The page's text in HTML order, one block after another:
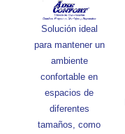
Solución ideal
para mantener un
ambiente
confortable en
espacios de
diferentes
tamaños, como